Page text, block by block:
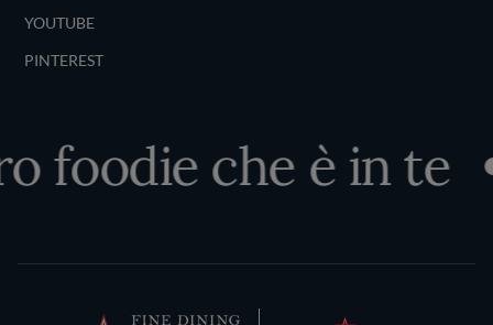
YOUTUBE
PINTEREST
foodie che è in te